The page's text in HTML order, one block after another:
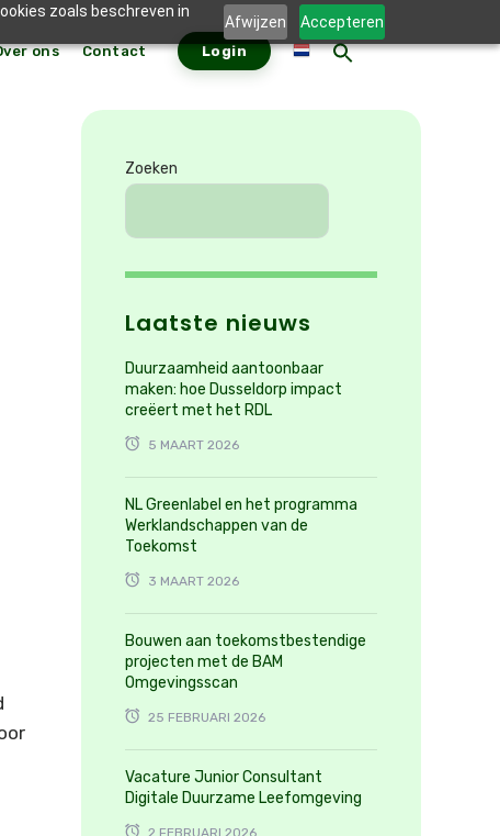
zoals beschreven in
Afwijzen Accepteren
ons Contact Login
Zoeken
Laatste nieuws
Duurzaamheid aantoonbaar
maken: hoe Dusseldorp impact
creëert met het RDL
5 MAART 2026
NL Greenlabel en het programma
Werklandschappen van de
Toekomst
3 MAART 2026
Bouwen aan toekomstbestendige
projecten met de BAM
Omgevingsscan
25 FEBRUARI 2026
Vacature Junior Consultant
Digitale Duurzame Leefomgeving
Zoek
naar: